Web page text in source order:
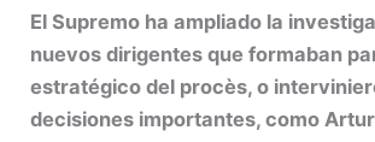
El Supremo ha ampliado la
nuevos dirigentes que formaban
estratégico del procès, o
decisiones importantes, como